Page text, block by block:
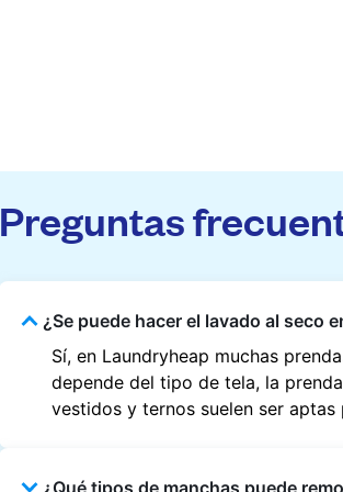
Preguntas
¿Se puede hacer el lavado al seco
Sí, en Laundryheap muchas
depende del tipo de tela, la
vestidos y ternos suelen ser
¿Qué tipos de manchas puede